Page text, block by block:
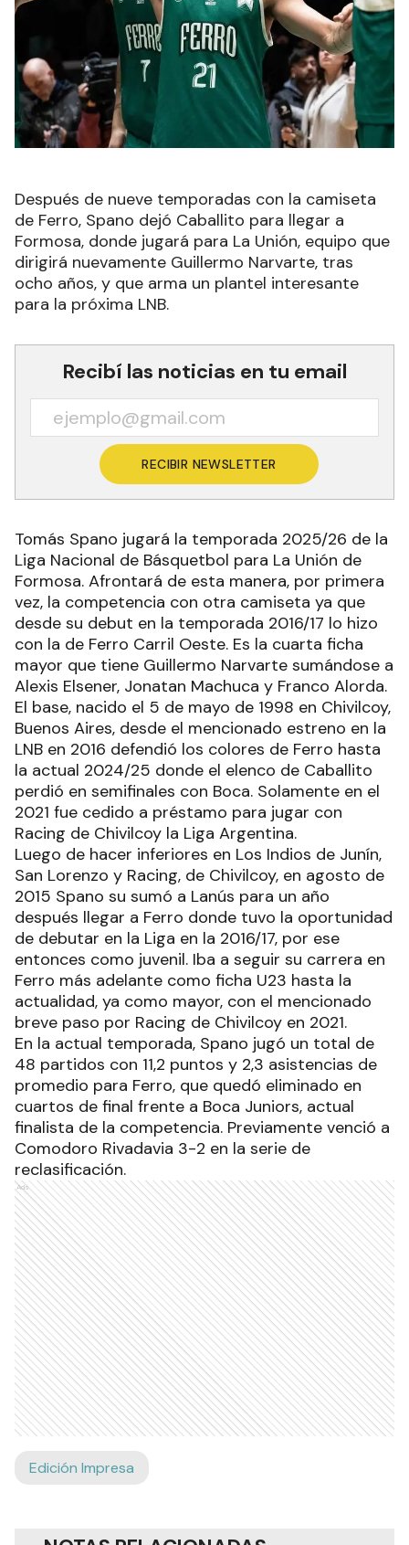
Después de nueve temporadas con la camiseta
de Ferro, Spano dejó Caballito para llegar a
Formosa, donde jugará para La Unión, equipo que
dirigirá nuevamente Guillermo Narvarte, tras
ocho años, y que arma un plantel interesante
para la próxima LNB.
Recibí las noticias en tu email
RECIBIR NEWSLETTER
Tomás Spano jugará la temporada 2025/26 de la
Liga Nacional de Básquetbol para La Unión de
Formosa. Afrontará de esta manera, por primera
vez, la competencia con otra camiseta ya que
desde su debut en la temporada 2016/17 lo hizo
con la de Ferro Carril Oeste. Es la cuarta ficha
mayor que tiene Guillermo Narvarte sumándose a
Alexis Elsener, Jonatan Machuca y Franco Alorda.
El base, nacido el 5 de mayo de 1998 en Chivilcoy,
Buenos Aires, desde el mencionado estreno en la
LNB en 2016 defendió los colores de Ferro hasta
la actual 2024/25 donde el elenco de Caballito
perdió en semifinales con Boca. Solamente en el
2021 fue cedido a préstamo para jugar con
Racing de Chivilcoy la Liga Argentina.
Luego de hacer inferiores en Los Indios de Junín,
San Lorenzo y Racing, de Chivilcoy, en agosto de
2015 Spano su sumó a Lanús para un año
después llegar a Ferro donde tuvo la oportunidad
de debutar en la Liga en la 2016/17, por ese
entonces como juvenil. Iba a seguir su carrera en
Ferro más adelante como ficha U23 hasta la
actualidad, ya como mayor, con el mencionado
breve paso por Racing de Chivilcoy en 2021.
En la actual temporada, Spano jugó un total de
48 partidos con 11,2 puntos y 2,3 asistencias de
promedio para Ferro, que quedó eliminado en
cuartos de final frente a Boca Juniors, actual
finalista de la competencia. Previamente venció a
Comodoro Rivadavia 3-2 en la serie de
reclasificación.
Ads
Edición Impresa